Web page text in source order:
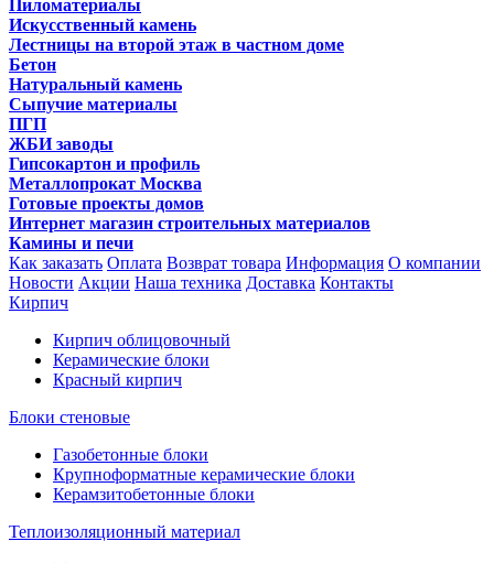
Пиломатериалы
Искусственный камень
Лестницы на второй этаж в частном доме
Бетон
Натуральный камень
Сыпучие материалы
ПГП
ЖБИ заводы
Гипсокартон и профиль
Металлопрокат Москва
Готовые проекты домов
Интернет магазин строительных материалов
Камины и печи
Как заказать Оплата Возврат товара Информация О компании
Новости Акции Наша техника Доставка Контакты
Кирпич
Кирпич облицовочный
Керамические блоки
Красный кирпич
Блоки стеновые
Газобетонные блоки
Крупноформатные керамические блоки
Керамзитобетонные блоки
Теплоизоляционный материал